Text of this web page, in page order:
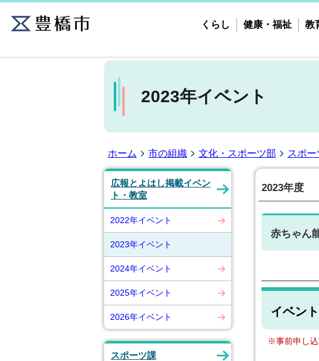
くらし 健康・福祉 教
2023年イベント
ホーム 市の組織 文化・スポーツ部 スポー
広報とよはし掲載イベン
ト・教室
2022年イベント
2023年イベント
2024年イベント
2025年イベント
2026年イベント
スポーツ課
2023年度
赤ちゃん
イベン
※事前申し込